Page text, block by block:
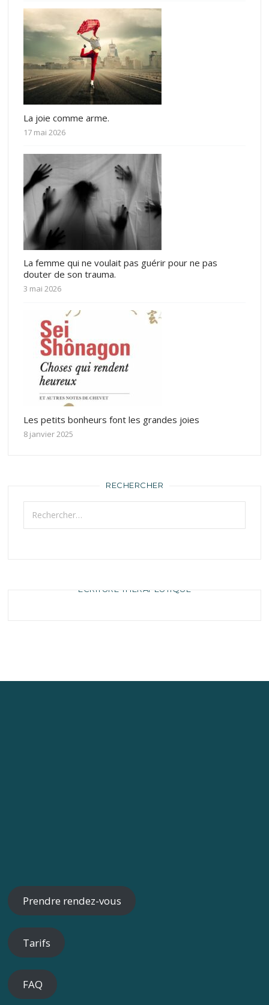
La joie comme arme.
17 mai 2026
La femme qui ne voulait pas guérir pour ne pas
douter de son trauma.
3 mai 2026
Les petits bonheurs font les grandes joies
8 janvier 2025
RECHERCHER
Rechercher :
ECRITURE THÉRAPEUTIQUE
Prendre rendez-vous
Tarifs
FAQ